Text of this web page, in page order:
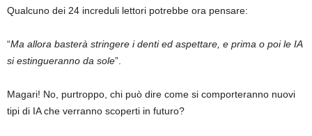
Qualcuno dei 24 increduli lettori potrebbe ora pensare:
“Ma allora basterà stringere i denti ed aspettare, e prima o poi le IA
si estingueranno da sole”.
Magari! No, purtroppo, chi può dire come si comporteranno nuovi
tipi di IA che verranno scoperti in futuro?